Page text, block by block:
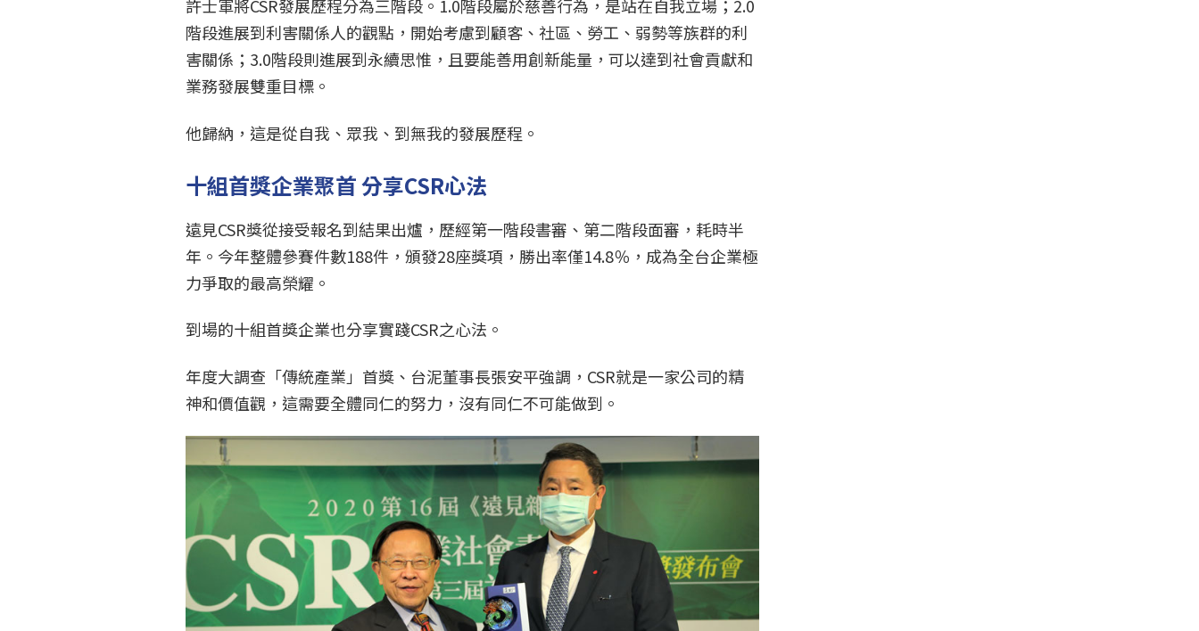
許士軍將CSR發展歷程分為三階段。1.0階段屬於慈善行為，是站在自我立場；2.0
階段進展到利害關係人的觀點，開始考慮到顧客、社區、勞工、弱勢等族群的利
害關係；3.0階段則進展到永續思惟，且要能善用創新能量，可以達到社會貢獻和
業務發展雙重目標。
他歸納，這是從自我、眾我、到無我的發展歷程。
十組首獎企業聚首 分享CSR心法
遠見CSR獎從接受報名到結果出爐，歷經第一階段書審、第二階段面審，耗時半
年。今年整體參賽件數188件，頒發28座獎項，勝出率僅14.8％，成為全台企業極
力爭取的最高榮耀。
到場的十組首獎企業也分享實踐CSR之心法。
年度大調查「傳統產業」首獎、台泥董事長張安平強調，CSR就是一家公司的精
神和價值觀，這需要全體同仁的努力，沒有同仁不可能做到。